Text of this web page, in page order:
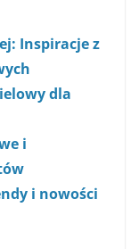
Inspiracje z
dla
i
i nowości